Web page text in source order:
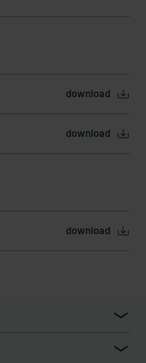
download
download
download